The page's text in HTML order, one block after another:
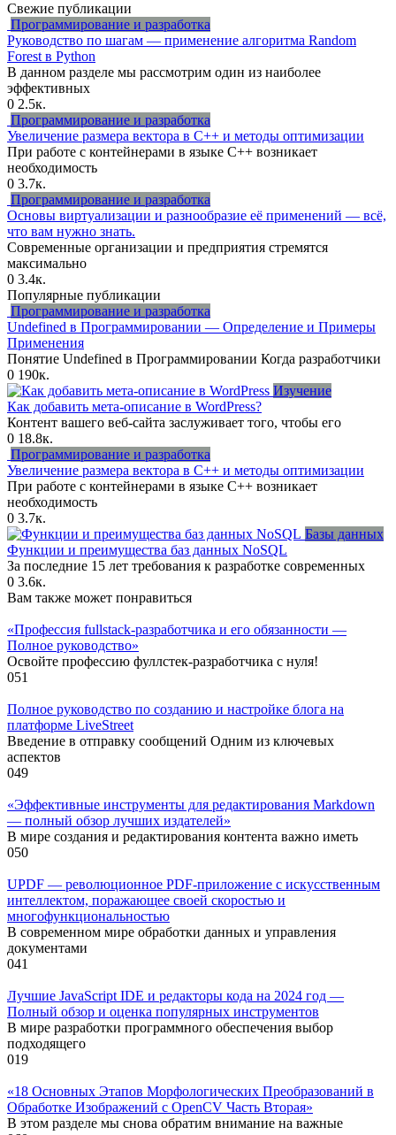
Свежие публикации
Программирование и разработка
Руководство по шагам — применение алгоритма Random
Forest в Python
В данном разделе мы рассмотрим один из наиболее
эффективных
0 2.5к.
Программирование и разработка
Увеличение размера вектора в C++ и методы оптимизации
При работе с контейнерами в языке C++ возникает
необходимость
0 3.7к.
Программирование и разработка
Основы виртуализации и разнообразие её применений — всё,
что вам нужно знать.
Современные организации и предприятия стремятся
максимально
0 3.4к.
Популярные публикации
Программирование и разработка
Undefined в Программировании — Определение и Примеры
Применения
Понятие Undefined в Программировании Когда разработчики
0 190к.
Изучение
Как добавить мета-описание в WordPress?
Контент вашего веб-сайта заслуживает того, чтобы его
0 18.8к.
Программирование и разработка
Увеличение размера вектора в C++ и методы оптимизации
При работе с контейнерами в языке C++ возникает
необходимость
0 3.7к.
Базы данных
Функции и преимущества баз данных NoSQL
За последние 15 лет требования к разработке современных
0 3.6к.
Вам также может понравиться
«Профессия fullstack-разработчика и его обязанности —
Полное руководство»
Освойте профессию фуллстек-разработчика с нуля!
051
Полное руководство по созданию и настройке блога на
платформе LiveStreet
Введение в отправку сообщений Одним из ключевых
аспектов
049
«Эффективные инструменты для редактирования Markdown
— полный обзор лучших издателей»
В мире создания и редактирования контента важно иметь
050
UPDF — революционное PDF-приложение с искусственным
интеллектом, поражающее своей скоростью и
многофункциональностью
В современном мире обработки данных и управления
документами
041
Лучшие JavaScript IDE и редакторы кода на 2024 год —
Полный обзор и оценка популярных инструментов
В мире разработки программного обеспечения выбор
подходящего
019
«18 Основных Этапов Морфологических Преобразований в
Обработке Изображений с OpenCV Часть Вторая»
В этом разделе мы снова обратим внимание на важные